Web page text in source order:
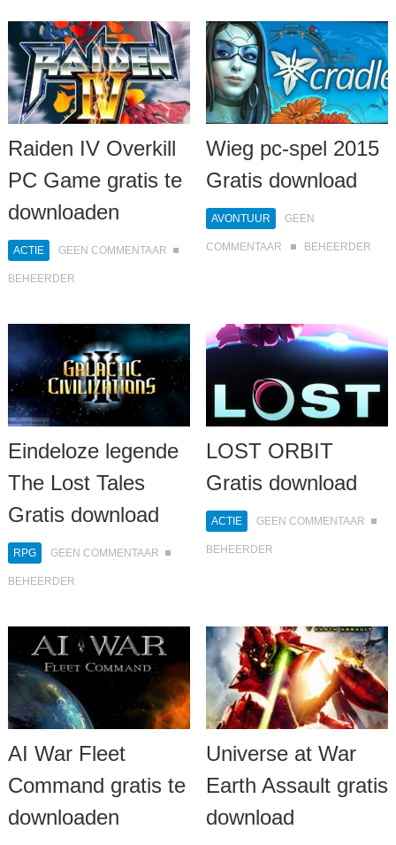
Raiden IV Overkill
PC Game gratis te
downloaden
ACTIE GEEN COMMENTAAR
BEHEERDER
Wieg pc-spel 2015
Gratis download
AVONTUUR GEEN
COMMENTAAR BEHEERDER
Eindeloze legende
The Lost Tales
Gratis download
RPG GEEN COMMENTAAR
BEHEERDER
LOST ORBIT
Gratis download
ACTIE GEEN COMMENTAAR
BEHEERDER
AI War Fleet
Command gratis te
downloaden
Universe at War
Earth Assault gratis
download